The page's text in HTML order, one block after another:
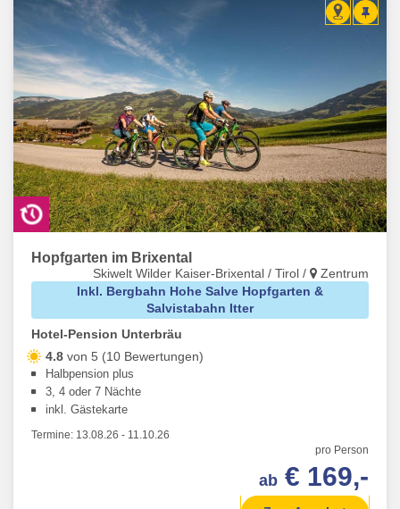
Hopfgarten im Brixental
Skiwelt Wilder Kaiser-Brixental / Tirol /
Zentrum
Inkl. Bergbahn Hohe Salve Hopfgarten &
Salvistabahn Itter
Hotel-Pension Unterbräu
4.8 von 5 (10 Bewertungen)
Halbpension plus
3, 4 oder 7 Nächte
inkl. Gästekarte
Termine: 13.08.26 - 11.10.26
pro Person
ab € 169,-